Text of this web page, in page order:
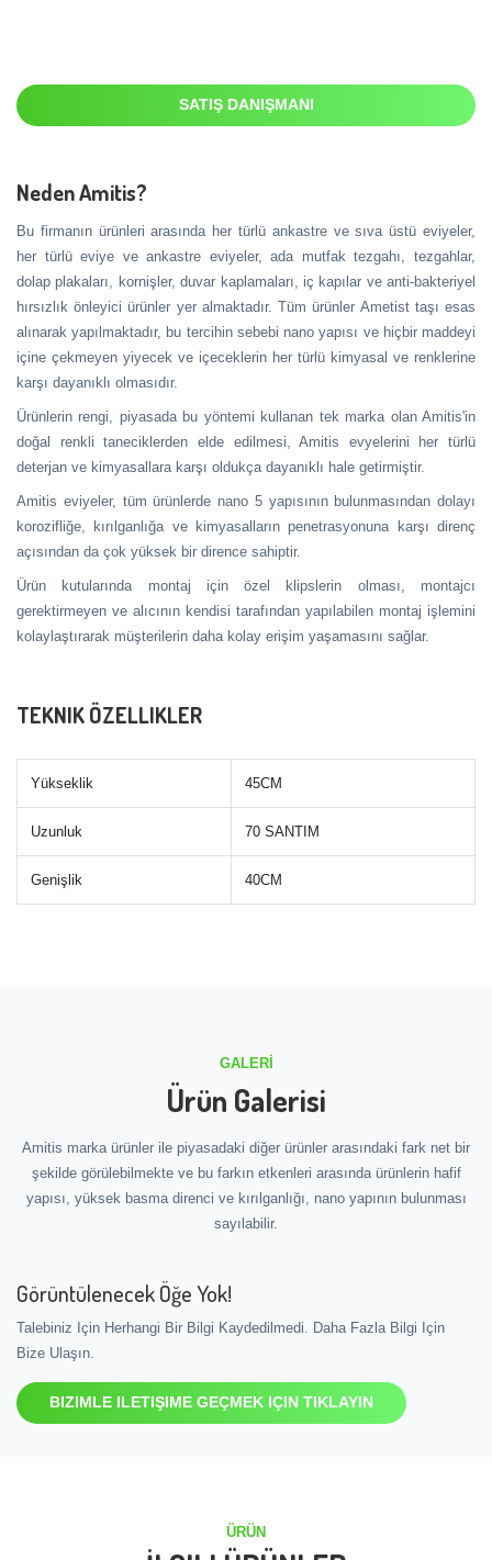
SATIŞ DANIŞMANI
Neden Amitis?
Bu firmanın ürünleri arasında her türlü ankastre ve sıva üstü eviyeler,
her türlü eviye ve ankastre eviyeler, ada mutfak tezgahı, tezgahlar,
dolap plakaları, kornişler, duvar kaplamaları, iç kapılar ve anti-bakteriyel
hırsızlık önleyici ürünler yer almaktadır. Tüm ürünler Ametist taşı esas
alınarak yapılmaktadır, bu tercihin sebebi nano yapısı ve hiçbir maddeyi
içine çekmeyen yiyecek ve içeceklerin her türlü kimyasal ve renklerine
karşı dayanıklı olmasıdır.
Ürünlerin rengi, piyasada bu yöntemi kullanan tek marka olan Amitis'in
doğal renkli taneciklerden elde edilmesi, Amitis evyelerini her türlü
deterjan ve kimyasallara karşı oldukça dayanıklı hale getirmiştir.
Amitis eviyeler, tüm ürünlerde nano 5 yapısının bulunmasından dolayı
korozifliğe, kırılganlığa ve kimyasalların penetrasyonuna karşı direnç
açısından da çok yüksek bir dirence sahiptir.
Ürün kutularında montaj için özel klipslerin olması, montajcı
gerektirmeyen ve alıcının kendisi tarafından yapılabilen montaj işlemini
kolaylaştırarak müşterilerin daha kolay erişim yaşamasını sağlar.
TEKNIK ÖZELLIKLER
Yükseklik 45CM
Uzunluk 70 SANTIM
Genişlik 40CM
GALERI
Ürün Galerisi
Amitis marka ürünler ile piyasadaki diğer ürünler arasındaki fark net bir
şekilde görülebilmekte ve bu farkın etkenleri arasında ürünlerin hafif
yapısı, yüksek basma direnci ve kırılganlığı, nano yapının bulunması
sayılabilir.
Görüntülenecek Öğe Yok!
Talebiniz Için Herhangi Bir Bilgi Kaydedilmedi. Daha Fazla Bilgi Için
Bize Ulaşın.
BIZIMLE ILETIŞIME GEÇMEK IÇIN TIKLAYIN
ÜRÜN